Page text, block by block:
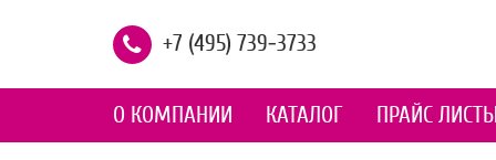
+7 (495) 739-3733
О КОМПАНИИ КАТАЛОГ ПРАЙС